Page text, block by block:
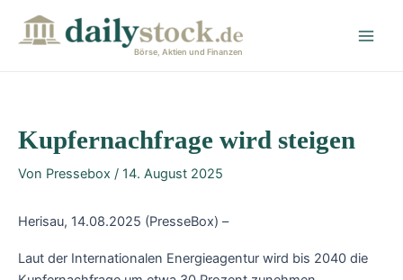
Börse, Aktien und Finanzen
Kupfernachfrage wird steigen
Von Pressebox / 14. August 2025
Herisau, 14.08.2025 (PresseBox) –
Laut der Internationalen Energieagentur wird bis 2040 die